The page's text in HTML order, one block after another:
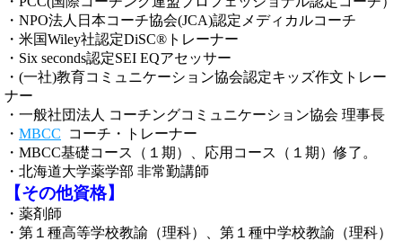
・NPO法人日本コーチ協会(JCA)認定メディカルコーチ
・米国Wiley社認定DiSC®トレーナー
・Six seconds認定SEI EQアセッサー
・(一社)教育コミュニケーション協会認定キッズ作文トレー
ナー
・一般社団法人 コーチングコミュニケーション協会 理事長
・ MBCC コーチ・トレーナー
・MBCC基礎コース（１期）、応用コース（１期）修了。
・北海道大学薬学部 非常勤講師
【その他資格】
・薬剤師
・第１種高等学校教諭（理科）、第１種中学校教諭（理科）